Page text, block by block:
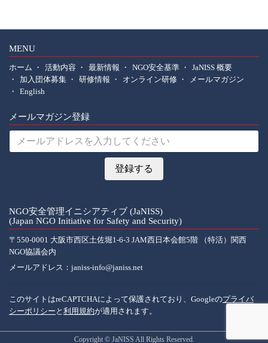
MENU
ホーム 活動内容 最新情報 NGO安全基準
JaNISS 概要
加入団体募集
研修情報 オンライン研修
メールマガジン
English
メールマガジン登録
NGO安全管理イニシアティブ (JaNISS)
(Japan NGO Initiative for Safety and Security)
〒550-0001 大阪市西区土佐堀1-6-3 JAM西日本会館5階 （特活）関西
NGO協議会内
メールアドレス： janiss-info@janiss.net
このサイトはreCAPTCHAによって保護されており、Googleのプライバ
シーポリシー と 利用規約が適用されます。
Copyright © JaNISS All Rights Reserved.